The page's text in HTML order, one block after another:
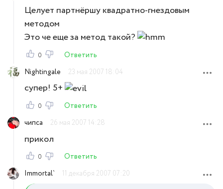
Целует партнёршу квадратно-гнездовым
методом
Это че еще за метод такой?
0
Ответить
Nightingale
23 мая 2007 18:04
супер! 5+
0
Ответить
чипса
26 мая 2007 14:28
прикол
0
Ответить
Immortal`
11 декабря 2007 07:20